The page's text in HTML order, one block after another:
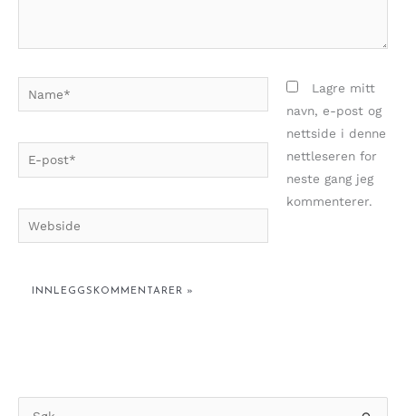
E-
post*
Webside
Lagre mitt
navn, e-post og
nettside i denne
nettleseren for
neste gang jeg
kommenterer.